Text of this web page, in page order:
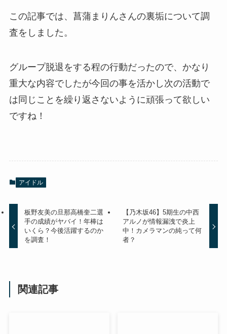
この記事では、菖蒲まりんさんの裏垢について調
査をしました。
グループ脱退をする程の行動だったので、かなり
重大な内容でしたが今回の事を活かし次の活動で
は同じことを繰り返さないように頑張って欲しい
ですね！
アイドル
板野友美の旦那高橋奎二選
手の成績がヤバイ！年棒は
いくら？今後活躍するのか
を調査！
【乃木坂46】5期生の中西
アルノが情報漏洩で炎上
中！カメラマンの純って何
者？
関連記事